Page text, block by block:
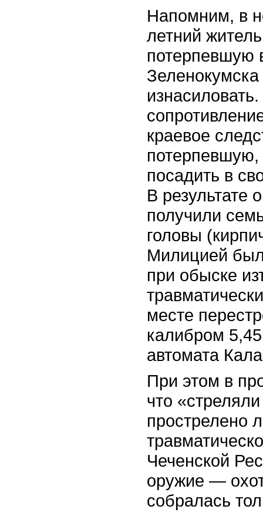
Напомним, в
летний
потерпевшую
краевое
потерпевшую,
посадить в
В результате
получили
головы
Милицией
при обыске
месте
калибром
автомата
При этом в
что
прострелено
Чеченской
оружие —
собралась